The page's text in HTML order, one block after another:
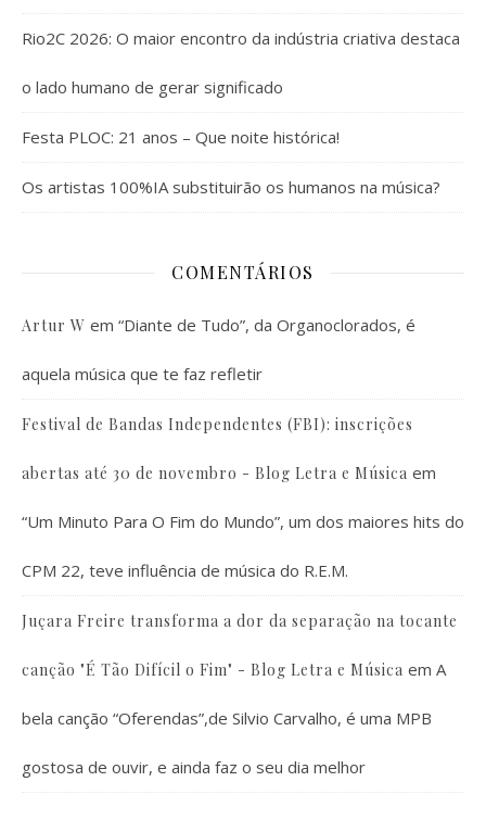
Rio2C 2026: O maior encontro da indústria criativa destaca
o lado humano de gerar significado
Festa PLOC: 21 anos – Que noite histórica!
Os artistas 100%IA substituirão os humanos na música?
COMENTÁRIOS
Artur W em “Diante de Tudo”, da Organoclorados, é
aquela música que te faz refletir
Festival de Bandas Independentes (FBI): inscrições
abertas até 30 de novembro - Blog Letra e Música em
“Um Minuto Para O Fim do Mundo”, um dos maiores hits do
CPM 22, teve influência de música do R.E.M.
Juçara Freire transforma a dor da separação na tocante
canção "É Tão Difícil o Fim" - Blog Letra e Música em A
bela canção “Oferendas”,de Silvio Carvalho, é uma MPB
gostosa de ouvir, e ainda faz o seu dia melhor